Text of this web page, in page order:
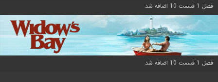
فصل 1 قسمت 10 اضافه شد
فصل 1 قسمت 10 اضافه شد